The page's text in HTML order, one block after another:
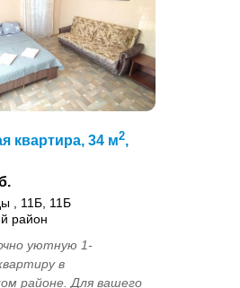
квартира, 34 м2,
, 11Б, 11Б
район
уютную 1-
в
районе. Для вашего